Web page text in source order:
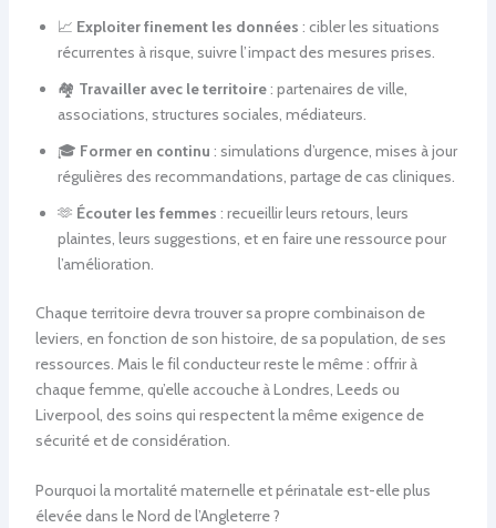
📈 Exploiter finement les données : cibler les situations
récurrentes à risque, suivre l’impact des mesures prises.
🏘️ Travailler avec le territoire: partenaires de ville,
associations, structures sociales, médiateurs.
🎓 Former en continu : simulations d’urgence, mises à jour
régulières des recommandations, partage de cas cliniques.
🫶 Écouter les femmes : recueillir leurs retours, leurs
plaintes, leurs suggestions, et en faire une ressource pour
l’amélioration.
Chaque territoire devra trouver sa propre combinaison de
leviers, en fonction de son histoire, de sa population, de ses
ressources. Mais le fil conducteur reste le même : offrir à
chaque femme, qu’elle accouche à Londres, Leeds ou
Liverpool, des soins qui respectent la même exigence de
sécurité et de considération.
Pourquoi la mortalité maternelle et périnatale est-elle plus
élevée dans le Nord de l’Angleterre ?